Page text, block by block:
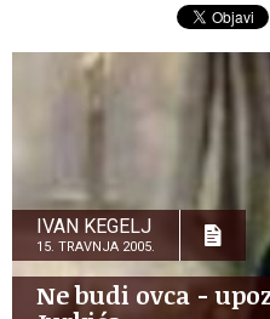
IVAN KEGELJ
15. TRAVNJA 2005.
Ne budi ovca -